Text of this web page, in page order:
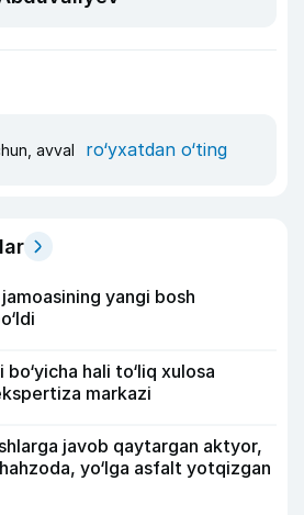
avval ro‘yxatdan o‘ting
yangi bosh
hali to‘liq xulosa
markazi
javob qaytargan aktyor,
yo‘lga asfalt yotqizgan